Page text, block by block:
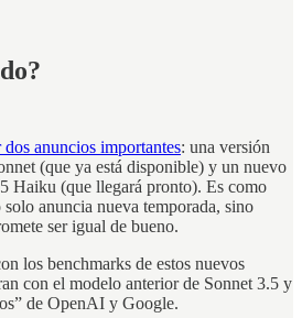
dos anuncios importantes: una versión
(que ya está disponible) y un nuevo
Haiku (que llegará pronto). Es como
anuncia nueva temporada, sino
ser igual de bueno.
los benchmarks de estos nuevos
con el modelo anterior de Sonnet 3.5 y
de OpenAI y Google.